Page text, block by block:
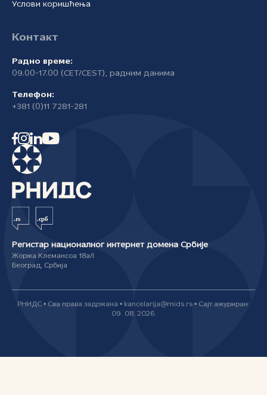
Услови коришћења
Контакт
Радно време:
09.00-17.00 (CET/CEST), радним данима
Телефон:
+381 (0)11 7281-281
Регистар националног интернет домена Србије
Жоржа Клемансоа 18а/I
Београд, Србија
РНИДС • Сва права задржана • kancelarija@rnids.rs • Сајт ажуриран:
09. 08. 2026.